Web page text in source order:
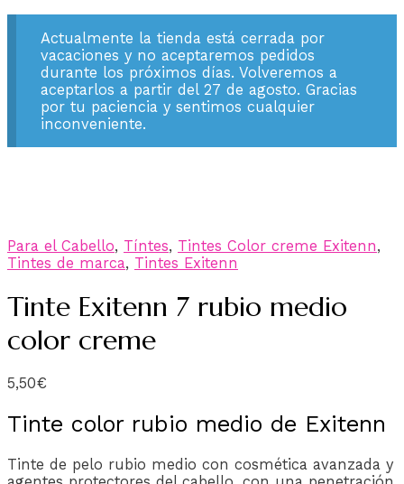
Actualmente la tienda está cerrada por
vacaciones y no aceptaremos pedidos
durante los próximos días. Volveremos a
aceptarlos a partir del 27 de agosto. Gracias
por tu paciencia y sentimos cualquier
inconveniente.
Para el Cabello, Tíntes, Tintes Color creme Exitenn,
Tintes de marca, Tintes Exitenn
Tinte Exitenn 7 rubio medio
color creme
5,50€
Tinte color rubio medio de Exitenn
Tinte de pelo rubio medio con cosmética avanzada y